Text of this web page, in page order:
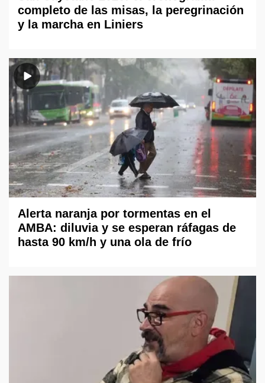
completo de las misas, la peregrinación
y la marcha en Liniers
Alerta naranja por tormentas en el
AMBA: diluvia y se esperan ráfagas de
hasta 90 km/h y una ola de frío